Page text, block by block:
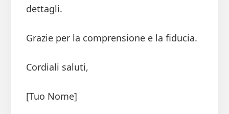
dettagli.
Grazie per la comprensione e la fiducia.
Cordiali saluti,
[Tuo Nome]